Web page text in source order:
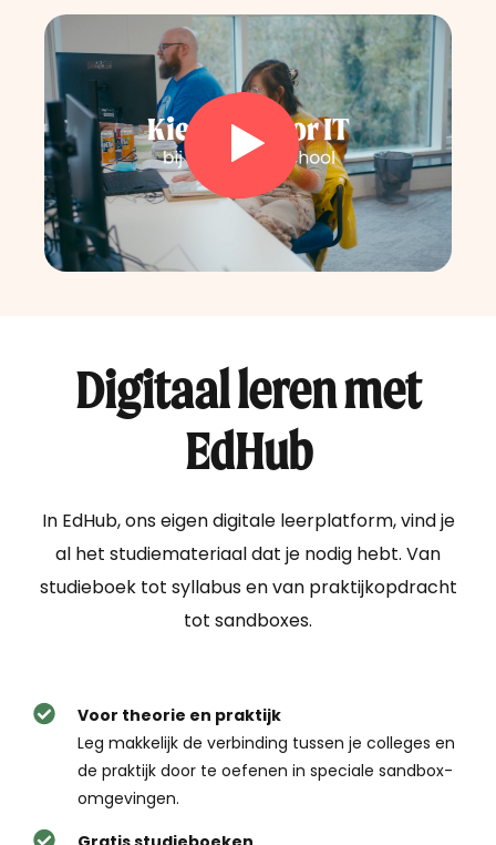
Digitaal leren met
EdHub
In EdHub, ons eigen digitale leerplatform, vind je
al het studiemateriaal dat je nodig hebt. Van
studieboek tot syllabus en van praktijkopdracht
tot sandboxes.
Voor theorie en praktijk
Leg makkelijk de verbinding tussen je colleges en
de praktijk door te oefenen in speciale sandbox-
omgevingen.